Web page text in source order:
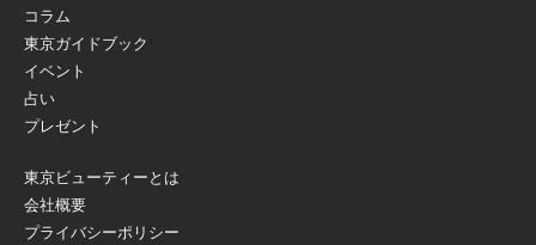
コラム
東京ガイドブック
イベント
占い
プレゼント
東京ビューティーとは
会社概要
プライバシーポリシー